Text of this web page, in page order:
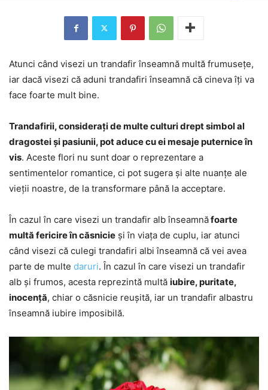
Atunci când visezi un trandafir înseamnă multă frumusețe,
iar dacă visezi că aduni trandafiri înseamnă că cineva îți va
face foarte mult bine.
Trandafirii, considerați de multe culturi drept simbol al
dragostei și pasiunii, pot aduce cu ei mesaje puternice în
vis. Aceste flori nu sunt doar o reprezentare a
sentimentelor romantice, ci pot sugera și alte nuanțe ale
vieții noastre, de la transformare până la acceptare.
În cazul în care visezi un trandafir alb înseamnăfoarte
multă fericire în căsnicie și în viața de cuplu, iar atunci
când visezi că culegi trandafiri albi înseamnă că vei avea
parte de multe daruri. În cazul în care visezi un trandafir
alb și frumos, acesta reprezintă multă iubire, puritate,
inocență, chiar o căsnicie reușită, iar un trandafir albastru
înseamnă iubire imposibilă.